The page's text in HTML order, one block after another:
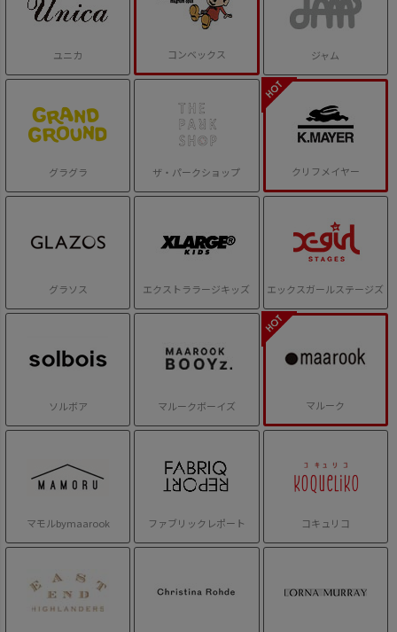
ユニカ コンベックス ジャム
グラグラ ザ・パークショップ クリフメイヤー
グラソス エクストララージキッズ エックスガールステージズ
ソルボア マルークボーイズ マルーク
マモルbymaarook ファブリックレポート コキュリコ